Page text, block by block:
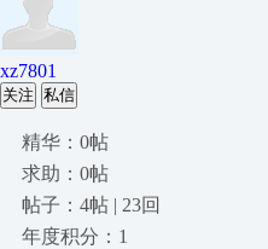
xz7801
关注 私信
精华：0帖
求助：0帖
帖子：4帖 | 23回
年度积分：1